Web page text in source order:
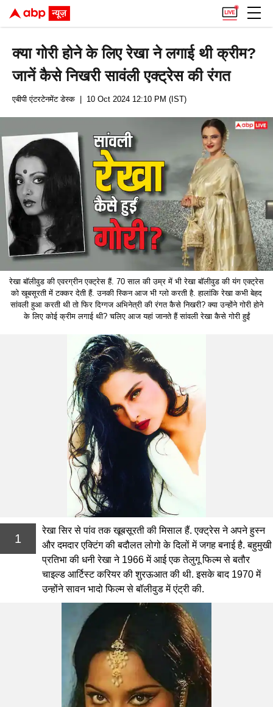
क्या गोरी होने के लिए रेखा ने लगाई थी क्रीम?
जानें कैसे निखरी सावंली एक्ट्रेस की रंगत
एबीपी एंटरटेनमेंट डेस्क | 10 Oct 2024 12:10 PM (IST)
रेखा बॉलीवुड की एवरग्रीन एक्ट्रेस हैं. 70 साल की उम्र में भी रेखा बॉलीवुड की यंग एक्ट्रेस
को खूबसूरती में टक्कर देती हैं. उनकी स्किन आज भी ग्लो करती है. हालांकि रेखा कभी बेहद
सांवली हुआ करती थी तो फिर दिग्गज अभिनेत्री की रंगत कैसे निखरी? क्या उन्होंने गोरी होने
के लिए कोई क्रीम लगाई थी? चलिए आज यहां जानते हैं सांवली रेखा कैसे गोरी हुईं
1
रेखा सिर से पांव तक खूबसूरती की मिसाल हैं. एक्ट्रेस ने अपने हुस्न
और दमदार एक्टिंग की बदौलत लोगो के दिलों में जगह बनाई है. बहुमुखी
प्रतिभा की धनी रेखा ने 1966 में आई एक तेलुगू फिल्म से बतौर
चाइल्ड आर्टिस्ट करियर की शुरऊआत की थी. इसके बाद 1970 में
उन्होंने सावन भादो फिल्म से बॉलीवुड में एंट्री की.